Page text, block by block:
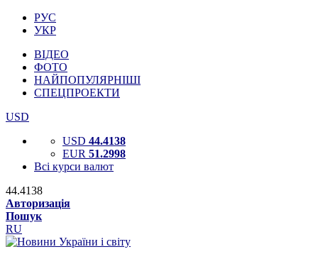
РУС
УКР
ВІДЕО
ФОТО
НАЙПОПУЛЯРНІШІ
СПЕЦПРОЕКТИ
USD
USD 44.4138
EUR 51.2998
Всі курси валют
44.4138
Авторизація
Пошук
RU